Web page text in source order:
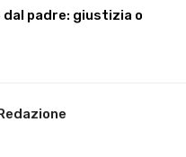
padre: giustizia o